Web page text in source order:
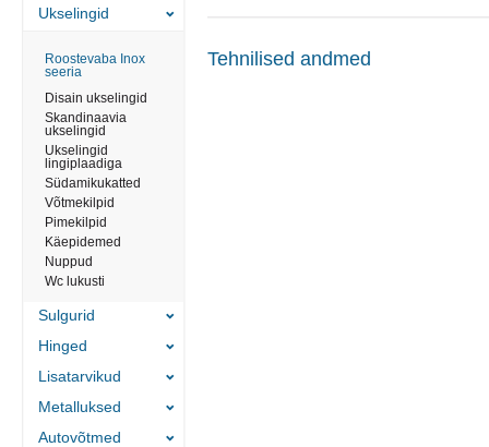
Tehnilised andmed
Ukselingid
Roostevaba Inox
seeria
Disain ukselingid
Skandinaavia
ukselingid
Ukselingid
lingiplaadiga
Südamikukatted
Võtmekilpid
Pimekilpid
Käepidemed
Nuppud
Wc lukusti
Sulgurid
Hinged
Lisatarvikud
Metalluksed
Autovõtmed